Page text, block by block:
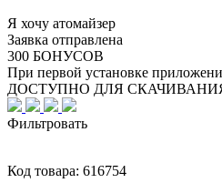
Я хочу атомайзер
Заявка отправлена
300 БОНУСОВ
При первой установке
ДОСТУПНО ДЛЯ
Фильтровать
Код товара: 616754